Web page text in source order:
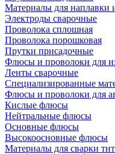
Материалы для наплавки
Электроды сварочные
Проволока сплошная
Проволока порошковая
Прутки присадочные
Флюсы и проволоки для
Ленты сварочные
Специализированные
Флюсы и проволоки для
Кислые флюсы
Нейтральные флюсы
Основные флюсы
Высокоосновные флюсы
Материалы для сварки